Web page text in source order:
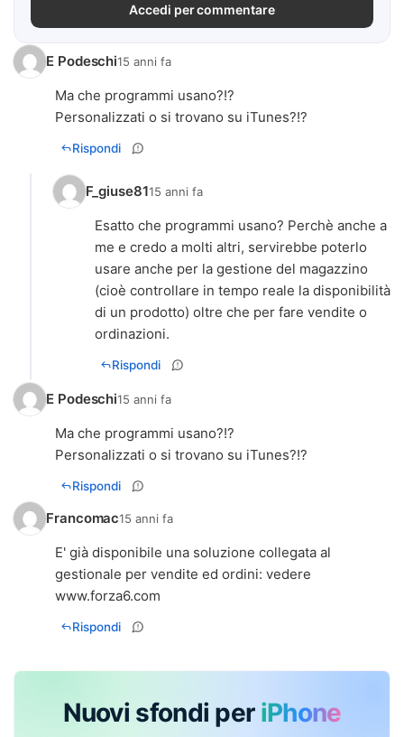
Accedi per commentare
E Podeschi15 anni fa
Ma che programmi usano?!?
Personalizzati o si trovano su iTunes?!?
Rispondi
F_giuse8115 anni fa
Esatto che programmi usano? Perchè anche a
me e credo a molti altri, servirebbe poterlo
usare anche per la gestione del magazzino
(cioè controllare in tempo reale la disponibilità
di un prodotto) oltre che per fare vendite o
ordinazioni.
Rispondi
E Podeschi15 anni fa
Ma che programmi usano?!?
Personalizzati o si trovano su iTunes?!?
Rispondi
Francomac15 anni fa
E' già disponibile una soluzione collegata al
gestionale per vendite ed ordini: vedere
www.forza6.com
Rispondi
Nuovi sfondi per iPhone